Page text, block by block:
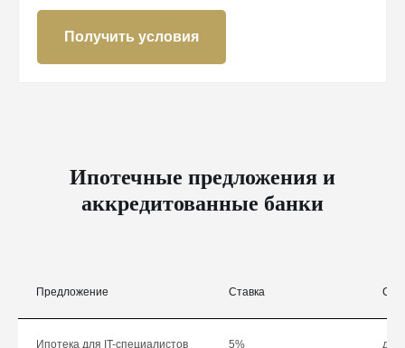
Получить условия
Ипотечные предложения и
аккредитованные банки
Предложение Ставка
Ипотека для IT-специалистов 5% до